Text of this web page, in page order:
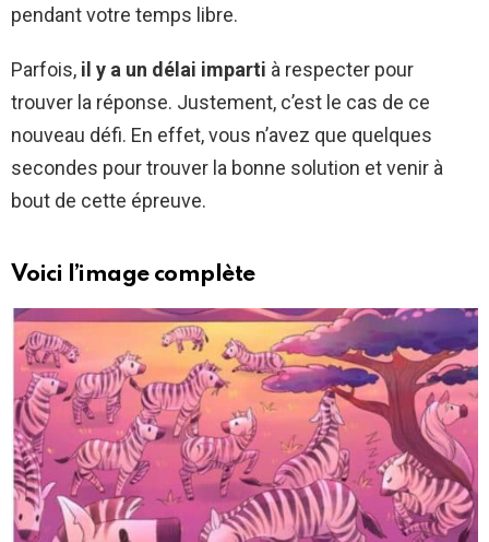
pendant votre temps libre.
Parfois, il y a un délai imparti à respecter pour
trouver la réponse. Justement, c’est le cas de ce
nouveau défi. En effet, vous n’avez que quelques
secondes pour trouver la bonne solution et venir à
bout de cette épreuve.
Voici l’image complète